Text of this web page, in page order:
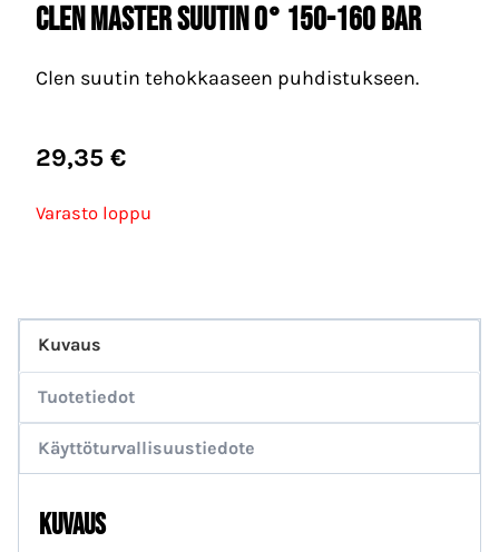
Clen Master Suutin 0° 150-160 bar
Clen suutin tehokkaaseen puhdistukseen.
29,35 €
Varasto loppu
Kuvaus
Tuotetiedot
Käyttöturvallisuustiedote
Kuvaus